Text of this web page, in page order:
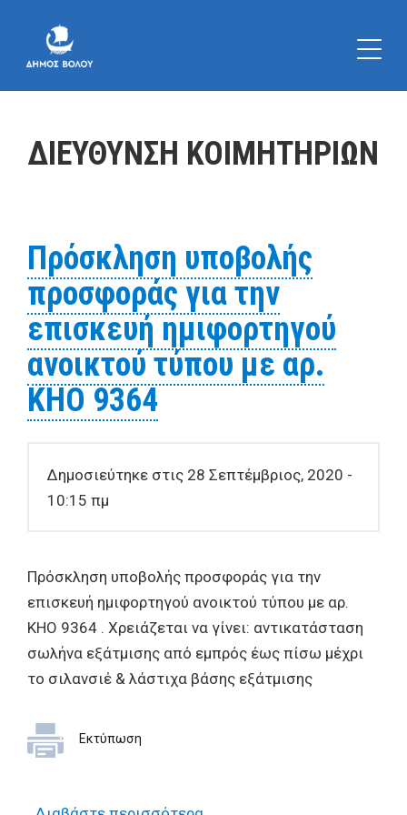
ΔΙΕΥΘΥΝΣΗ ΚΟΙΜΗΤΗΡΙΩΝ
Πρόσκληση υποβολής
προσφοράς για την
επισκευή ημιφορτηγού
ανοικτού τύπου με αρ.
ΚΗΟ 9364
Δημοσιεύτηκε στις 28 Σεπτέμβριος, 2020 -
10:15 πμ
Πρόσκληση υποβολής προσφοράς για την
επισκευή ημιφορτηγού ανοικτού τύπου με αρ.
ΚΗΟ 9364 . Χρειάζεται να γίνει: αντικατάσταση
σωλήνα εξάτμισης από εμπρός έως πίσω μέχρι
το σιλανσιέ & λάστιχα βάσης εξάτμισης
Εκτύπωση